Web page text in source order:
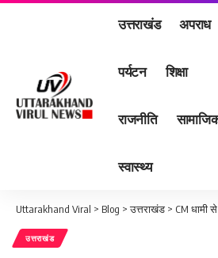
उत्तराखंड अपराध
पर्यटन शिक्षा
राजनीति
स्वास्थ्य
Uttarakhand Viral > Blog >उत्तराखंड > CM धामी
उत्तराखंड